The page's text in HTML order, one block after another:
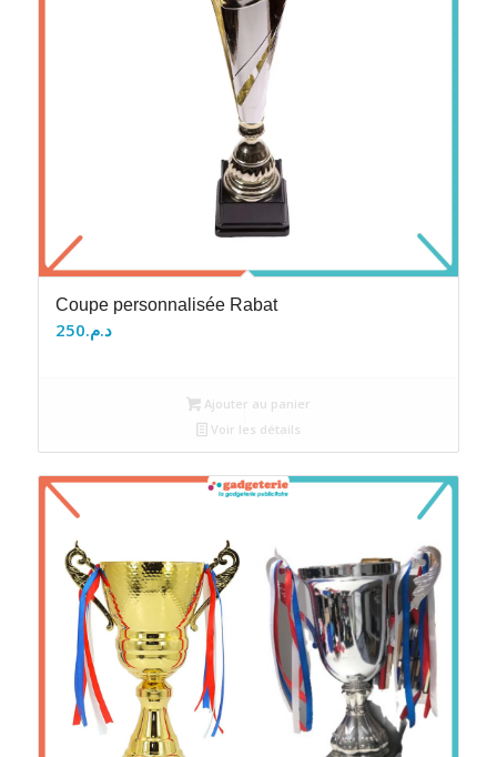
Coupe personnalisée Rabat
د.م.250
Ajouter au panier
Voir les détails